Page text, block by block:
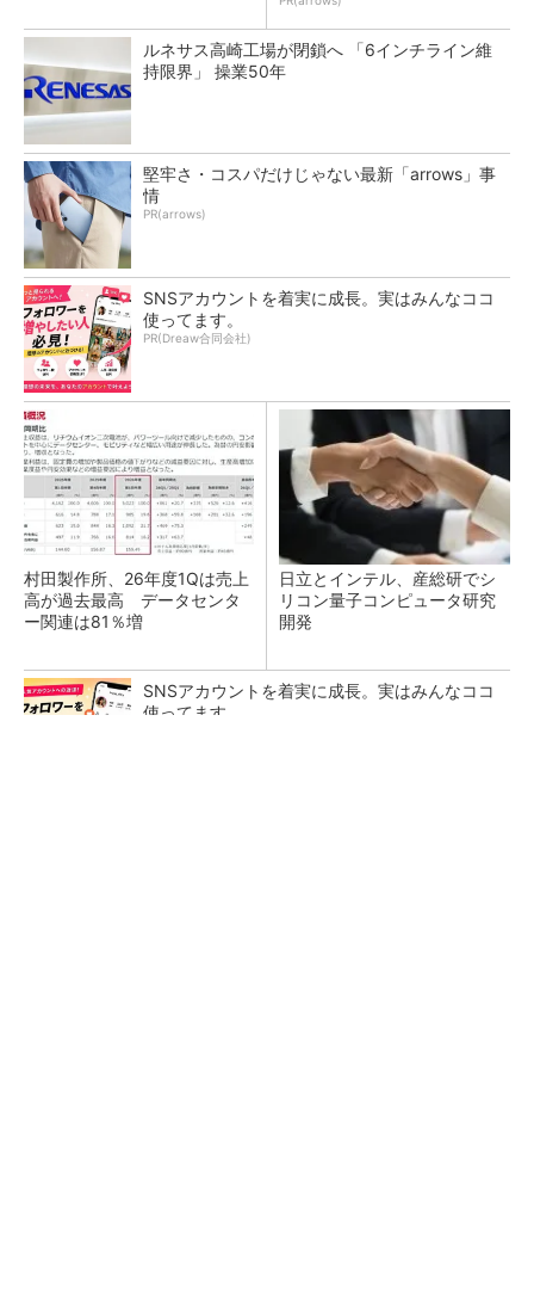
ルネサス高崎工場が閉鎖へ 「6インチライン維
持限界」 操業50年
堅牢さ・コスパだけじゃない最新「arrows」事
情
PR(arrows)
SNSアカウントを着実に成長。実はみんなココ
使ってます。
PR(Dreaw合同会社)
村田製作所、26年度1Qは売上
高が過去最高 データセンタ
ー関連は81％増
日立とインテル、産総研でシ
リコン量子コンピュータ研究
開発
SNSアカウントを着実に成長。実はみんなココ
使ってます。